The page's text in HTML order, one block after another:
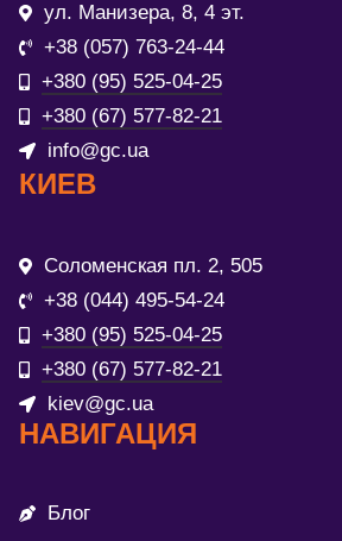
ул. Манизера, 8, 4 эт.
+38 (057) 763-24-44
+380 (95) 525-04-25
+380 (67) 577-82-21
info@gc.ua
КИЕВ
Соломенская пл. 2, 505
+38 (044) 495-54-24
+380 (95) 525-04-25
+380 (67) 577-82-21
kiev@gc.ua
НАВИГАЦИЯ
Блог